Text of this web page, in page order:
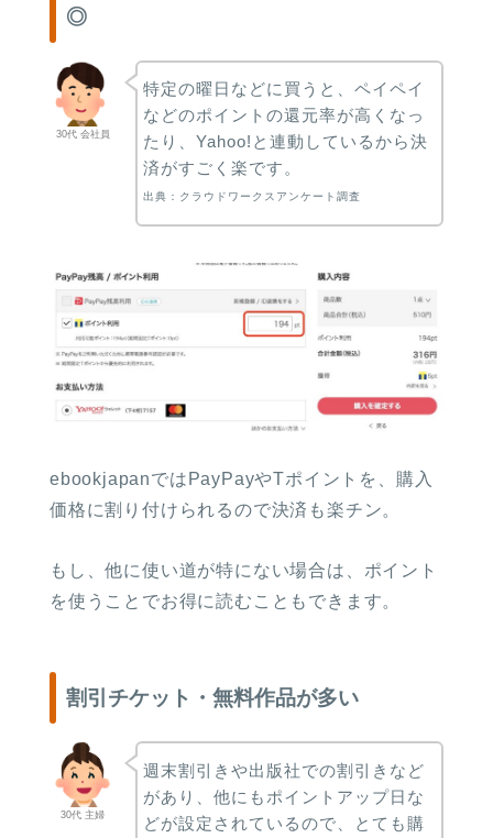
◎
30代 会社員
特定の曜日などに買うと、ペイペイ
などのポイントの還元率が高くなっ
たり、Yahoo!と連動しているから決
済がすごく楽です。
出典：クラウドワークスアンケート調査
ebookjapanではPayPayやTポイントを、購入
価格に割り付けられるので決済も楽チン。
もし、他に使い道が特にない場合は、ポイント
を使うことでお得に読むこともできます。
割引チケット・無料作品が多い
30代 主婦
週末割引きや出版社での割引きなど
があり、他にもポイントアップ日な
どが設定されているので、とても購